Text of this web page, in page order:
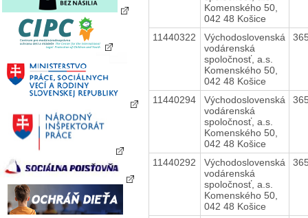
Komenského 50,
042 48 Košice
11440322
Východoslovenská
vodárenská
spoločnosť, a.s.
Komenského 50,
042 48 Košice
11440294
Východoslovenská
vodárenská
spoločnosť, a.s.
Komenského 50,
042 48 Košice
11440292
Východoslovenská
vodárenská
spoločnosť, a.s.
Komenského 50,
042 48 Košice